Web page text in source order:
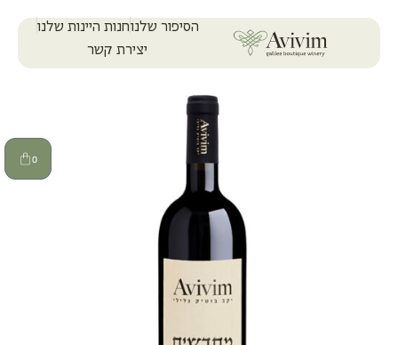
0
הסיפור שלנוחנות היינות שלנו
יצירת קשר